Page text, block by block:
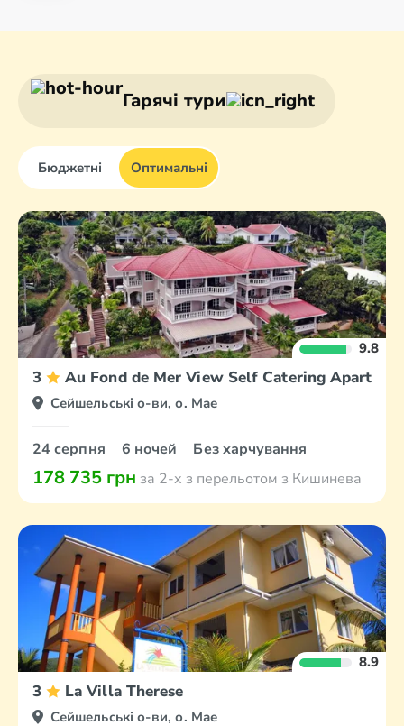
Гарячі тури
Бюджетні Оптимальні
9.8
3 Au Fond de Mer View Self Catering
Сейшельські о-ви, о. Мае
24 серпня 6 ночей Без харчування
178 735 грн за 2-х з перельотом з Кишинева
8.9
3 La Villa Therese
Сейшельські о-ви, о. Мае